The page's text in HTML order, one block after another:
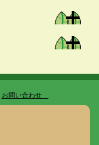
お問い合わせ